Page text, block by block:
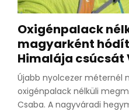
Oxigénpalack
magyarként
Himalája csúcsát
Újabb nyolcezer méternél
oxigénpalack nélküli
Csaba. A nagyváradi